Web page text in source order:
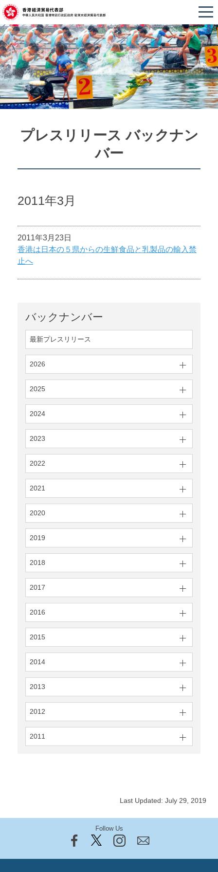
プレスリリース バックナン
バー
2011年3月
バックナンバー
最新プレスリリース
2026
2025
2024
2023
2022
2021
2020
2019
2018
2017
2016
2015
2014
2013
2012
2011
2011年3月23日
香港は日本の５県からの生鮮食品と乳製品の輸入禁
止へ
Last Updated: July 29, 2019
Follow Us